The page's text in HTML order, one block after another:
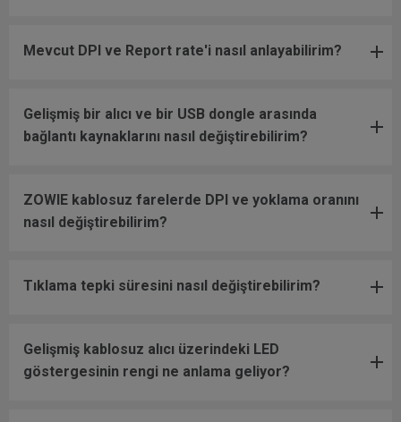
Mevcut DPI ve Report rate'i nasıl anlayabilirim?
Gelişmiş bir alıcı ve bir USB dongle arasında
bağlantı kaynaklarını nasıl değiştirebilirim?
ZOWIE kablosuz farelerde DPI ve yoklama oranını
nasıl değiştirebilirim?
Tıklama tepki süresini nasıl değiştirebilirim?
Gelişmiş kablosuz alıcı üzerindeki LED
göstergesinin rengi ne anlama geliyor?